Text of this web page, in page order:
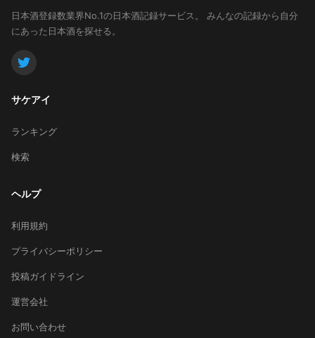
日本酒登録数業界No.1の日本酒記録サービス。
みんなの記録から自分
にあった日本酒を探せる。
サケアイ
ランキング
検索
ヘルプ
利用規約
プライバシーポリシー
投稿ガイドライン
運営会社
お問い合わせ